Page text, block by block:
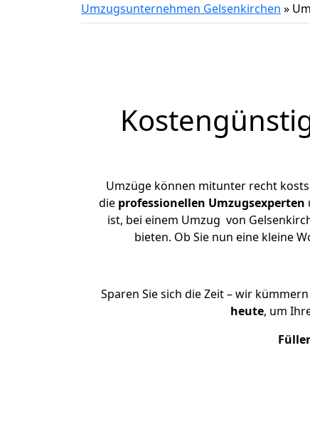
Umzugsunternehmen Gelsenkirchen »
Umzüge können mitunter recht
die professionellen Umzugsexperten
ist, bei einem Umzug von
bieten. Ob Sie nun eine kleine
Sparen Sie sich die Zeit – wir
heute, um